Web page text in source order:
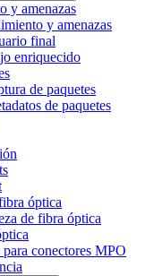
y amenazas
y amenazas
final
enriquecido
de paquetes
de paquetes
óptica
de fibra óptica
conectores MPO